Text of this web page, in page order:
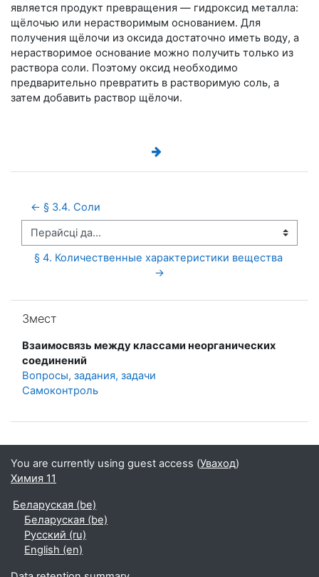
является продукт превращения — гидроксид металла:
щёлочью или нерастворимым основанием. Для
получения щёлочи из оксида достаточно иметь воду, а
нерастворимое основание можно получить только из
раствора соли. Поэтому оксид необходимо
предварительно превратить в растворимую соль, а
затем добавить раствор щёлочи.
← § 3.4. Соли
Перайсці да...
§ 4. Количественные характеристики вещества
→
Змест
Взаимосвязь между классами неорганических
соединений
Вопросы, задания, задачи
Самоконтроль
You are currently using guest access (Уваход)
Химия 11
Беларуская ‎(be)‎
Беларуская ‎(be)‎
Русский ‎(ru)‎
English ‎(en)‎